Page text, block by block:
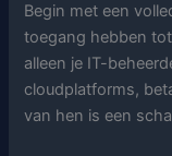
Begin met een
toegang hebben
alleen je IT-
cloudplatforms,
van hen is een